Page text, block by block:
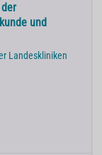
und
Landeskliniken